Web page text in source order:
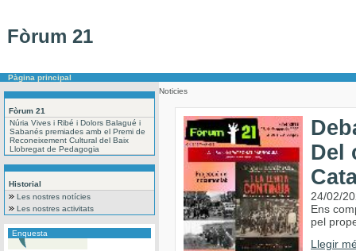
Fòrum 21
Pàgina principal
Fòrum 21
Núria Vives i Ribé i Dolors Balagué i
Sabanés premiades amb el Premi de
Reconeixement Cultural del Baix
Llobregat de Pedagogia
Historial
Les nostres notícies
Les nostres activitats
Enquesta
Noticies
Del
24/02/
Ens
pel
Llegir